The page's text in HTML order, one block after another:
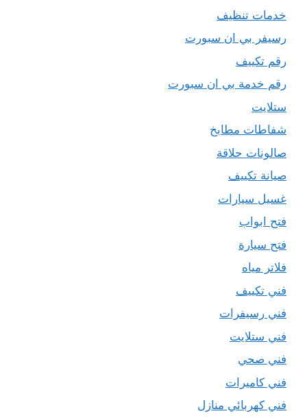
خدمات تنظيف
رسيفر بي ان سبورت
رقم تكييف
رقم خدمة بي ان سبورت
ستلايت
شفاطات مطابخ
صالونات حلاقة
صيانة تكييف
غسيل سيارات
فتح ابواب
فتح سيارة
فلاتر مياه
فني تكييف
فني رسيفرات
فني ستلايت
فني صحي
فني كاميرات
فني كهربائي منازل